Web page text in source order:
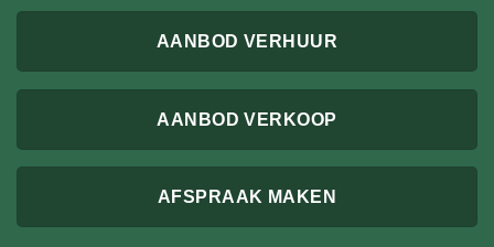
AANBOD VERHUUR
AANBOD VERKOOP
AFSPRAAK MAKEN